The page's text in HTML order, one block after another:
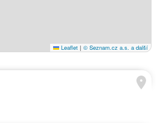
Leaflet | © Seznam.cz a.s. a další